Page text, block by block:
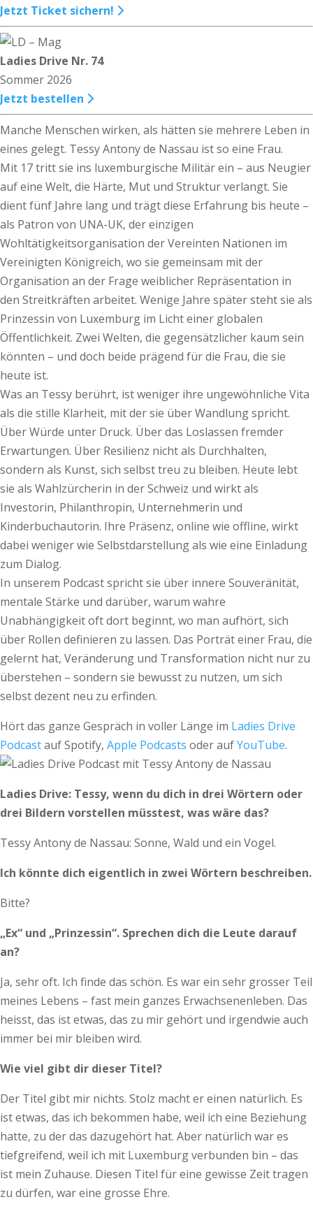
Jetzt Ticket sichern!
Ladies Drive Nr. 74
Sommer 2026
Jetzt bestellen
Manche Menschen wirken, als hätten sie mehrere Leben in
eines gelegt. Tessy Antony de Nassau ist so eine Frau.
Mit 17 tritt sie ins luxemburgische Militär ein – aus Neugier
auf eine Welt, die Härte, Mut und Struktur verlangt. Sie
dient fünf Jahre lang und trägt diese Erfahrung bis heute –
als Patron von UNA-UK, der einzigen
Wohltätigkeitsorganisation der Vereinten Nationen im
Vereinigten Königreich, wo sie ge­­­meinsam mit der
Organisation an der Frage weiblicher Repräsentation in
den Streitkräften arbeitet. Wenige Jahre später steht sie als
Prinzessin von Luxemburg im Licht einer globalen
Öffentlichkeit. Zwei Welten, die gegensätzlicher kaum sein
könnten – und doch beide prägend für die Frau, die sie
heute ist.
Was an Tessy berührt, ist weniger ihre ungewöhnliche Vita
als die stille Klarheit, mit der sie über Wandlung spricht.
Über Würde unter Druck. Über das Loslassen fremder
Erwartungen. Über Resilienz nicht als Durchhalten,
sondern als Kunst, sich selbst treu zu bleiben. Heute lebt
sie als Wahlzürcherin in der Schweiz und wirkt als
Investorin, Phi­­lanthropin, Unternehmerin und
Kinderbuchautorin. Ihre Präsenz, online wie offline, wirkt
dabei weniger wie Selbstdarstellung als wie eine Einladung
zum Dialog.
In unserem Podcast spricht sie über innere Souveränität,
mentale Stärke und darüber, warum wahre
Unabhängigkeit oft dort beginnt, wo man aufhört, sich
über Rollen definieren zu lassen. Das Porträt einer Frau, die
ge­­lernt hat, Veränderung und Trans­formation nicht nur zu
überstehen – sondern sie bewusst zu nutzen, um sich
selbst dezent neu zu erfinden.
Hört das ganze Gespräch in voller Länge im Ladies Drive
Podcastauf Spotify, Apple Podcasts oder aufYouTube.
Ladies Drive: Tessy, wenn du dich in drei Wörtern oder
drei Bildern vorstellen müsstest, was wäre das?
Tessy Antony de Nassau: Sonne, Wald und ein Vogel.
Ich könnte dich eigentlich in zwei Wörtern beschreiben.
Bitte?
„Ex“ und „Prinzessin“. Sprechen dich die Leute darauf
an?
Ja, sehr oft. Ich finde das schön. Es war ein sehr grosser Teil
meines Lebens – fast mein ganzes Erwachsenenleben. Das
heisst, das ist etwas, das zu mir gehört und irgendwie auch
immer bei mir bleiben wird.
Wie viel gibt dir dieser Titel?
Der Titel gibt mir nichts. Stolz macht er einen natürlich. Es
ist etwas, das ich bekommen habe, weil ich eine Beziehung
hatte, zu der das dazugehört hat. Aber natürlich war es
tiefgreifend, weil ich mit Luxemburg verbunden bin – das
ist mein Zuhause. Diesen Titel für eine gewisse Zeit tragen
zu dürfen, war eine grosse Ehre.